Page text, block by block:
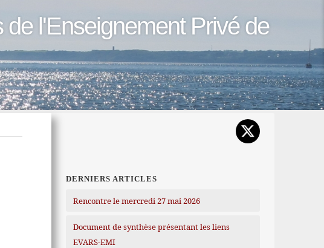
l'Enseignement Privé de
DERNIERS ARTICLES
Rencontre le mercredi 27 mai 2026
Document de synthèse présentant les liens
EVARS-EMI